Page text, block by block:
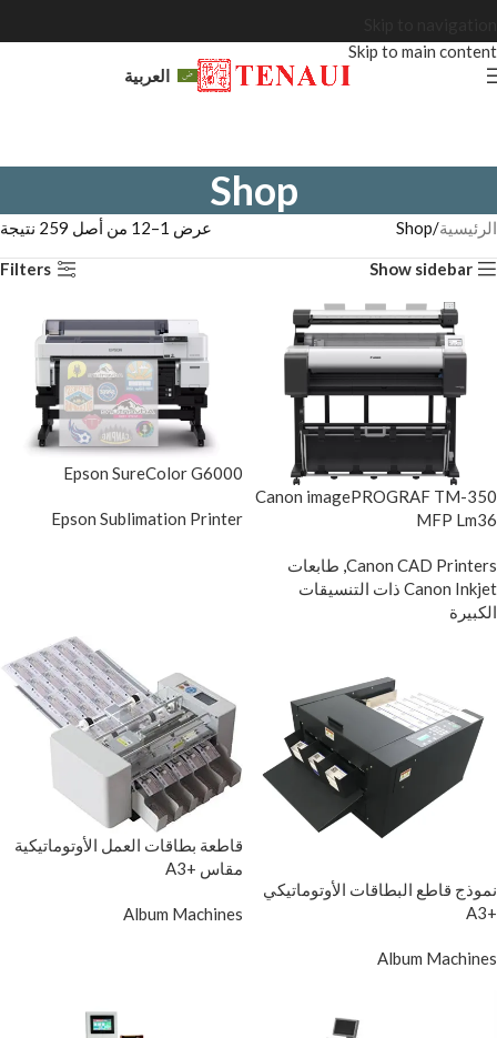
Skip to main content
العربية
Shop
الرئيسية Shop عرض 1–12 من أصل 259 نتيجة
Show sidebar
Filters
Canon imagePROGRAF TM-350
MFP Lm36
Canon CAD Printers طابعات
Canon Inkjet ذات التنسيقات
الكبيرة
Epson SureColor G6000
Epson Sublimation Printer
نموذج قاطع البطاقات الأوتوماتيكي
+A3
Album Machines
قاطعة بطاقات العمل الأوتوماتيكية
مقاس +A3
Album Machines